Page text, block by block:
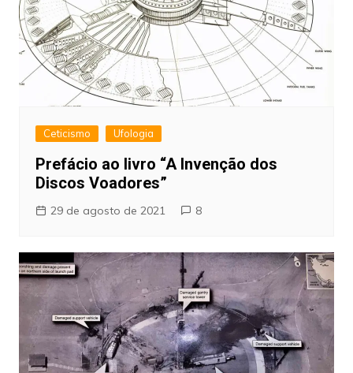
Ceticismo Ufologia
Prefácio ao livro “A Invenção dos
Discos Voadores”
29 de agosto de 2021 8